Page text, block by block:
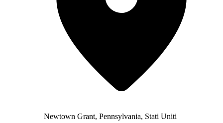
Newtown Grant, Pennsylvania, Stati Uniti